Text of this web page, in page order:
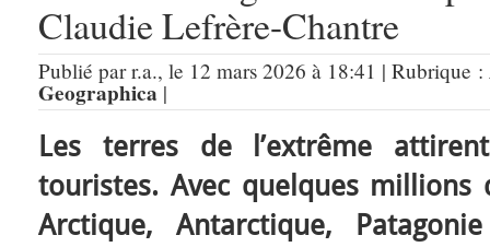
Claudie Lefrère-Chantre
Publié par r.a., le 12 mars 2026 à 18:41 | Rubrique :
Geographica |
Les terres de l’extrême
touristes. Avec quelques
Arctique, Antarctique,